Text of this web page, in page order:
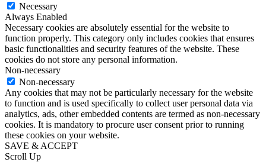
Necessary
Always Enabled
Necessary cookies are absolutely essential for the website to
function properly. This category only includes cookies that ensures
basic functionalities and security features of the website. These
cookies do not store any personal information.
Non-necessary
Non-necessary
Any cookies that may not be particularly necessary for the website
to function and is used specifically to collect user personal data via
analytics, ads, other embedded contents are termed as non-necessary
cookies. It is mandatory to procure user consent prior to running
these cookies on your website.
SAVE & ACCEPT
Scroll Up